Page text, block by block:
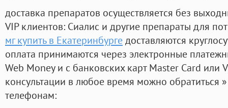
доставка препаратов осуществляется без
VIP клиентов: Сиалис и другие препараты для
мг купить в Екатеринбургедоставляются
оплата принимаются через электронные
Web Money и с банковских карт Master Card или
консультации в любое время можно обратиться
телефонам: